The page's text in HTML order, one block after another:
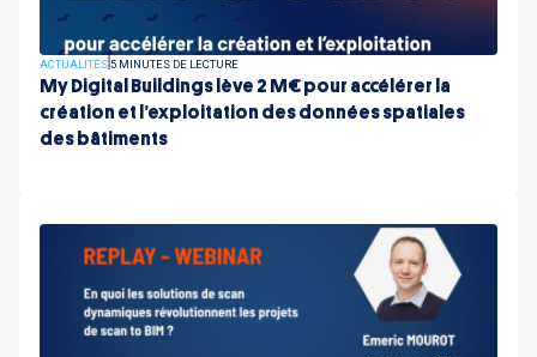
ACTUALITÉS5 MINUTES DE LECTURE
My Digital Buildings lève 2 M€ pour accélérer la
création et l’exploitation des données spatiales
des bâtiments